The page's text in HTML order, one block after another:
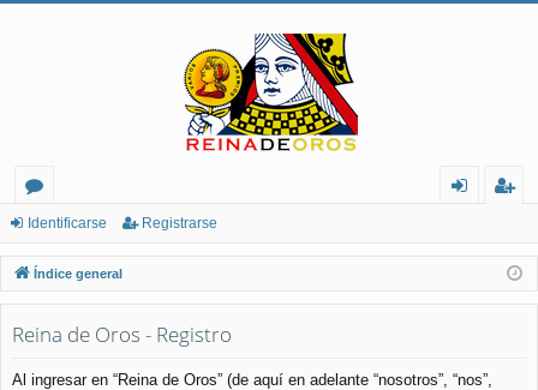
or
os
nt
ifi
rs
ist
ra
Identificarse Registrarse
Índice general
Reina de Oros - Registro
Al ingresar en “Reina de Oros” (de aquí en adelante “nosotros”, “nos”,